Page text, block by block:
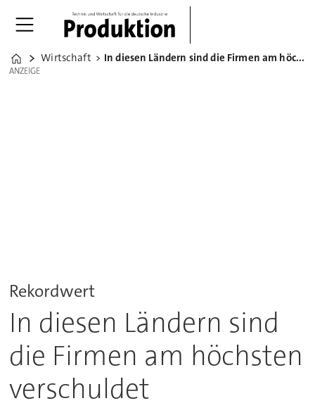
Home
Wirtschaft In diesen Ländern sind die Firmen am höchsten verschuldet
ANZEIGE
ANZEIGE
Rekordwert
In diesen Ländern sind
die Firmen am höchsten
verschuldet